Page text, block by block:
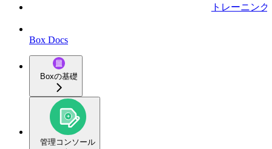
トレーニング
Box Docs
Boxの基礎
管理コンソール